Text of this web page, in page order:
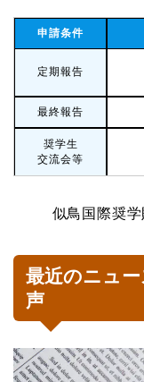
申請条件
定期報告
最終報告
奨学生
交流会等
似鳥国際奨
最近のニュ
声